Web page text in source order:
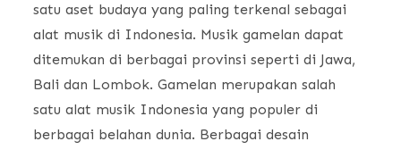
satu aset budaya yang paling terkenal sebagai
alat musik di Indonesia. Musik gamelan dapat
ditemukan di berbagai provinsi seperti di Jawa,
Bali dan Lombok. Gamelan merupakan salah
satu alat musik Indonesia yang populer di
berbagai belahan dunia. Berbagai desain